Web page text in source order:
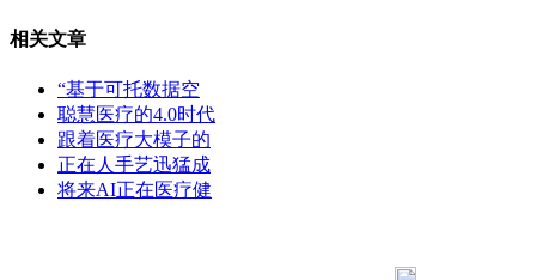
相关文章
“基于可托数据空
聪慧医疗的4.0时代
跟着医疗大模子的
正在人手艺迅猛成
将来AI正在医疗健